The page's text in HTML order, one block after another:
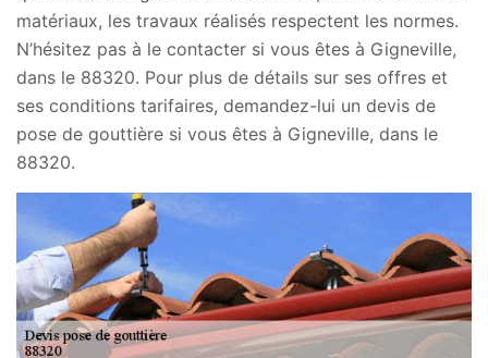
matériaux, les travaux réalisés respectent les normes.
N’hésitez pas à le contacter si vous êtes à Gigneville,
dans le 88320. Pour plus de détails sur ses offres et
ses conditions tarifaires, demandez-lui un devis de
pose de gouttière si vous êtes à Gigneville, dans le
88320.